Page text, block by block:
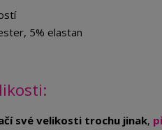
5% elastan
své velikosti trochu jinak,